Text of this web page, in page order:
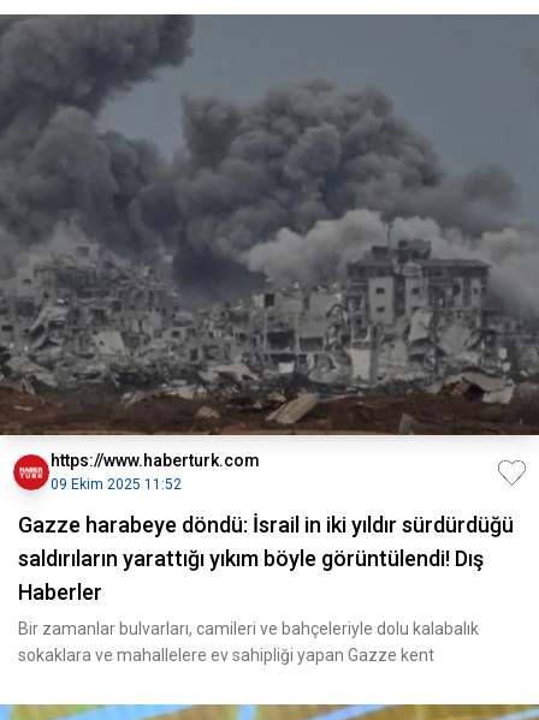
https://www.haberturk.com
09 Ekim 2025 11:52
Gazze harabeye döndü: İsrail in iki yıldır sürdürdüğü
saldırıların yarattığı yıkım böyle görüntülendi! Dış
Haberler
Bir zamanlar bulvarları, camileri ve bahçeleriyle dolu kalabalık
sokaklara ve mahallelere ev sahipliği yapan Gazze kent